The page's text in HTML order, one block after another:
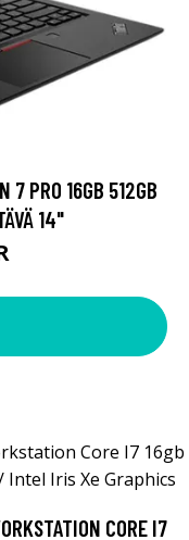
7 PRO 16GB 512GB
14"
CORE I7